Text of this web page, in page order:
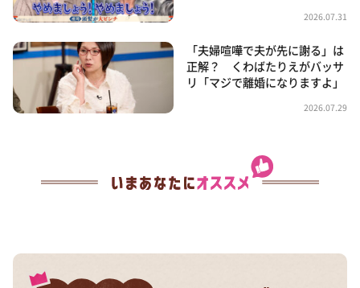
2026.07.31
「夫婦喧嘩で夫が先に謝る」は
正解？ くわばたりえがバッサ
リ「マジで離婚になりますよ」
2026.07.29